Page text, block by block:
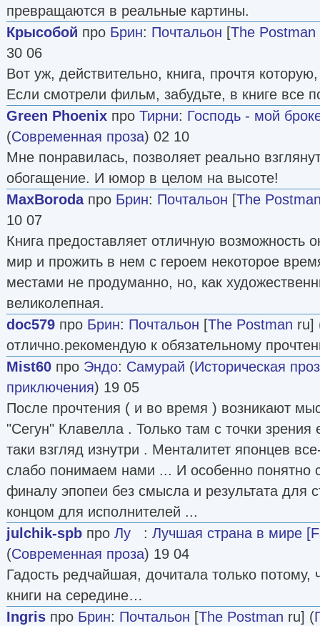
превращаются в реальные картины.
Крысобой про Брин: Почтальон [The Postman
30 06
Вот уж, действительно, книга, прочтя
Если смотрели фильм, забудьте, в книге все
Green Phoenix про Тирни: Господь - мой
(Современная проза) 02 10
Мне понравилась, позволяет реально
обогащение. И юмор в целом на высоте!
MaxBorodaпро Брин: Почтальон [The
10 07
Книга предоставляет отличную возможность
мир и прожить в нем с героем некоторое
местами не продуманно, но, как
великолепная.
doc579 про Брин: Почтальон [The Postman ru]
отлично.рекомендую к обязательному
Mist60 про Эндо: Самурай (Историческая
приключения) 19 05
После прочтения ( и во время ) возникают
"Сегун" Клавелла . Только там с точки зрения
таки взгляд изнутри . Менталитет японцев
слабо понимаем нами ... И особенно понятно
финалу эпопеи без смысла и результата для
концом для исполнителей ...
julchik-spb про Лу : Лучшая страна в мире
(Современная проза) 19 04
Гадость редчайшая, дочитала только потому,
книги на середине…
Ingris про Брин: Почтальон [The Postman ru] (